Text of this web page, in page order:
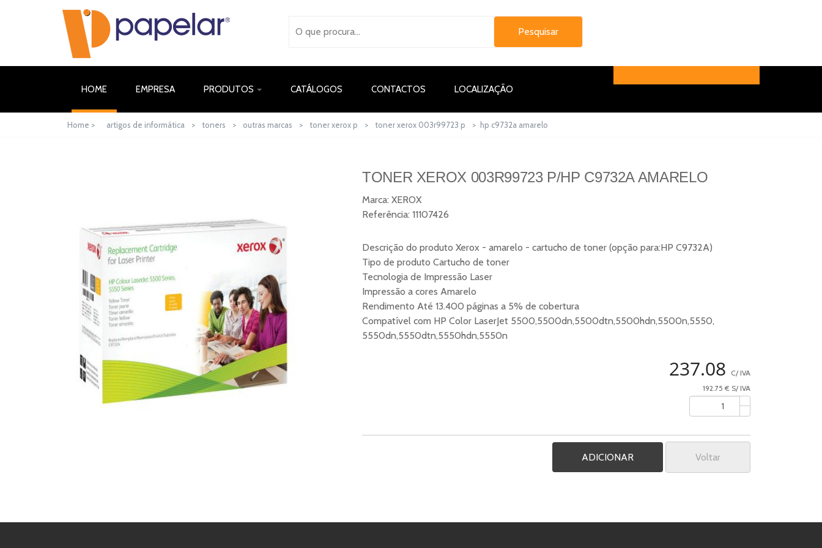
HOME (CURRENT)EMPRESA PRODUTOS CATÁLOGOS CONTACTOS LOCALIZAÇÃO
Home > artigos de informática > toners > outras marcas > toner xerox p > toner xerox 003r99723 p > hp c9732a amarelo
TONER XEROX 003R99723 P/HP C9732A AMARELO
Marca: XEROX
Referência: 11107426
Descrição do produto Xerox - amarelo - cartucho de toner (opção para:HP C9732A)
Tipo de produto Cartucho de toner
Tecnologia de Impressão Laser
Impressão a cores Amarelo
Rendimento Até 13.400 páginas a 5% de cobertura
Compatível com HP Color LaserJet 5500,5500dn,5500dtn,5500hdn,5500n,5550,
5550dn,5550dtn,5550hdn,5550n
237.08
C/ IVA
192.75 € S/ IVA
Voltar